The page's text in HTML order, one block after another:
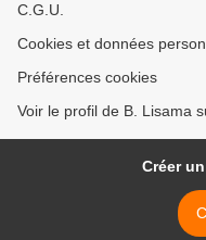
C.G.U.
Cookies et données
Préférences cookies
Voir le profil de B. Lisama
Créer